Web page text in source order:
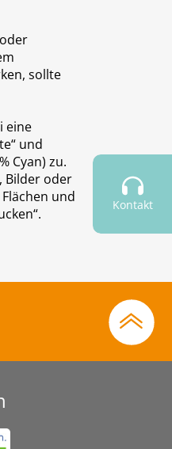
Kontakt
sollte
eine
und
Cyan) zu.
Bilder oder
und